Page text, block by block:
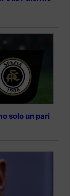
solo un pari